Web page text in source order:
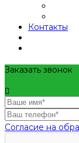
Контакты
Заказать звонок
Согласие на